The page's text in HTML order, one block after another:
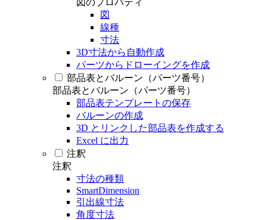
図のプロパティ
図
線種
寸法
3D寸法から自動作成
パーツからドローイングを作成
部品表とバルーン（パーツ番号）
部品表とバルーン（パーツ番号）
部品表テンプレートの保存
バルーンの作成
3D とリンクした部品表を作成する
Excel に出力
注釈
注釈
寸法の種類
SmartDimension
引出線寸法
角度寸法